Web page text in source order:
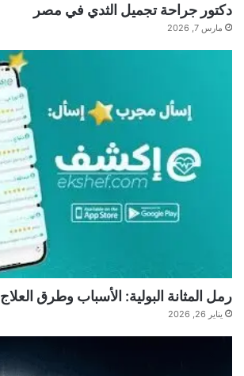
دكتور جراحة تجميل الثدي في مصر
مارس 7, 2026
رمل المثانة البولية: الأسباب وطرق العلاج
يناير 26, 2026